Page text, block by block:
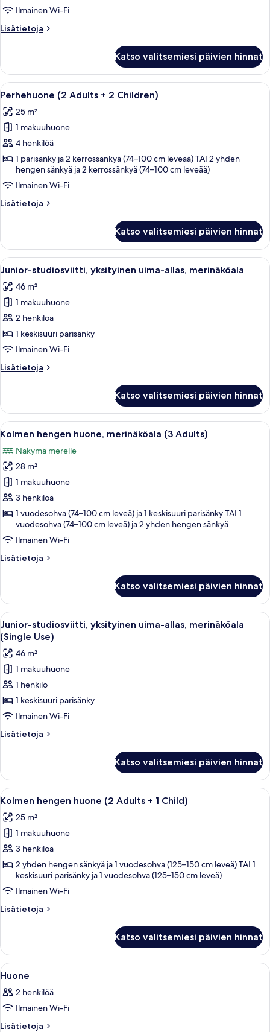
Adults)
kuvat
Ilmainen Wi-Fi
Lisätietoja
Lisätietoja
huone
(3
Adults)
Katso valitsemiesi päivien hinnat
Avaa
kaikki
huonetyypin
Perhehuone
(2
Adults
2
Children)
Hotellihuone, jossa on sänky,
10
Perhehuone (2 Adults + 2 Children)
25 m²
1 makuuhuone
4 henkilöä
1 parisänky ja 2 kerrossänkyä (74–100 cm leveää) TAI 2 yhden
hengen sänkyä ja 2 kerrossänkyä (74–100 cm leveää)
Ilmainen Wi-Fi
Lisätietoja
Lisätietoja
Adults
2
Katso valitsemiesi päivien hinnat
Avaa
kaikki
huonetyypin
Junior-
studiosviitti,
yksityinen
uima-
merinäköala
Kattouima-allas, jossa on puinen
7
Junior-studiosviitti, yksityinen uima-allas, merinäköala
46 m²
1 makuuhuone
2 henkilöä
1 keskisuuri parisänky
Ilmainen Wi-Fi
Lisätietoja
Lisätietoja
yksityinen
uima-
allas,
Katso valitsemiesi päivien hinnat
Avaa
kaikki
huonetyypin
Kolmen
hengen
huone,
merinäköala
Adults)
kuvat
Hotellihuone, jossa on suuri sänky,
6
Kolmen hengen huone, merinäköala (3 Adults)
Näkymä merelle
28 m²
1 makuuhuone
3 henkilöä
1 vuodesohva (74–100 cm leveä) ja 1 keskisuuri parisänky TAI 1
vuodesohva (74–100 cm leveä) ja 2 yhden hengen sänkyä
Ilmainen Wi-Fi
Lisätietoja
Lisätietoja
huone,
merinäköala
(3
Adults)
Katso valitsemiesi päivien hinnat
Avaa
kaikki
huonetyypin
Junior-
studiosviitti,
yksityinen
uima-
allas,
merinäköala
(Single
kuvat
Kattouima-allas, jossa on puinen
7
Junior-studiosviitti, yksityinen uima-allas, merinäköala
(Single Use)
46 m²
1 makuuhuone
1 henkilö
1 keskisuuri parisänky
Ilmainen Wi-Fi
Lisätietoja
Lisätietoja
yksityinen
uima-
allas,
(Single
Use)
Katso valitsemiesi päivien hinnat
Avaa
kaikki
huonetyypin
Kolmen
hengen
huone
Adults
+
kuvat
Hotellihuone, jossa on suuri sänky,
6
Kolmen hengen huone (2 Adults + 1 Child)
25 m²
1 makuuhuone
3 henkilöä
2 yhden hengen sänkyä ja 1 vuodesohva (125–150 cm leveä) TAI 1
keskisuuri parisänky ja 1 vuodesohva (125–150 cm leveä)
Ilmainen Wi-Fi
Lisätietoja
Lisätietoja
huone
(2
Adults
Child)
Katso valitsemiesi päivien hinnat
Avaa
kaikki
huonetyypin
Huone
kuvat
Hotellihuone, jossa on suuri sänky,
7
Huone
2 henkilöä
Ilmainen Wi-Fi
Lisätietoja
Lisätietoja